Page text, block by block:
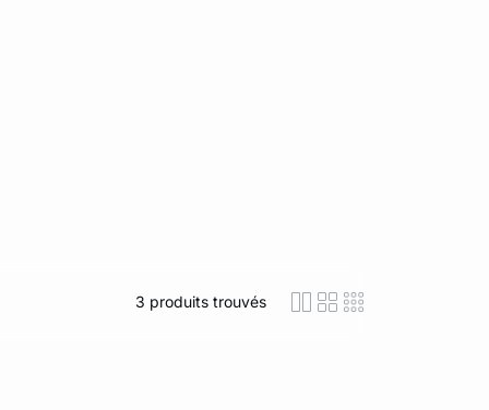
3 produits trouvés icon-layout-
icon-layout-
icon-layout-